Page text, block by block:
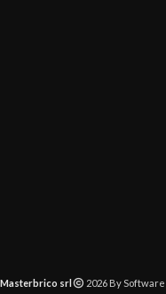
Masterbrico srl 2026 By Software